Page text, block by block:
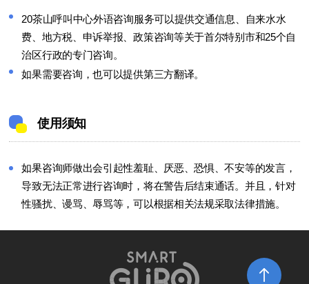
20茶山呼叫中心外语咨询服务可以提供交通信息、自来水水
费、地方税、申诉举报、政策咨询等关于首尔特别市和25个自
治区行政的专门咨询。
如果需要咨询，也可以提供第三方翻译。
使用须知
如果咨询师做出会引起性羞耻、厌恶、恐惧、不安等的发言，
导致无法正常进行咨询时，将在警告后结束通话。并且，针对
性骚扰、谩骂、辱骂等，可以根据相关法规采取法律措施。